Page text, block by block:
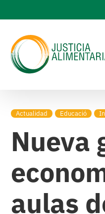
to
content
Actualidad Educació
Nueva
aulas